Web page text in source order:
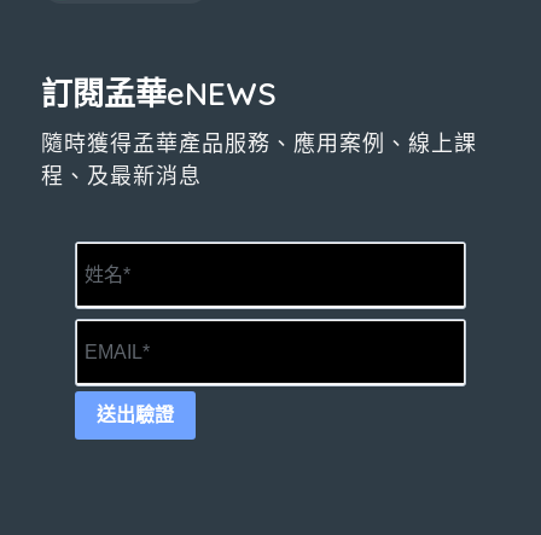
訂閱孟華eNEWS
隨時獲得孟華產品服務、應用案例、線上課
程、及最新消息
送出驗證